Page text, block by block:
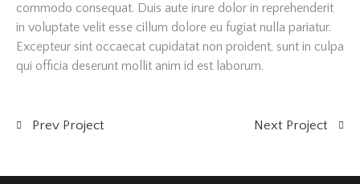
commodo consequat. Duis aute irure dolor in reprehenderit
in voluptate velit esse cillum dolore eu fugiat nulla pariatur.
Excepteur sint occaecat cupidatat non proident, sunt in culpa
qui officia deserunt mollit anim id est laborum.
Prev Project Next Project